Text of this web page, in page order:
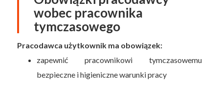
wobec pracownika
tymczasowego
Pracodawca użytkownik ma obowiązek:
zapewnić pracownikowi tymczasowemu
bezpieczne i higieniczne warunki pracy